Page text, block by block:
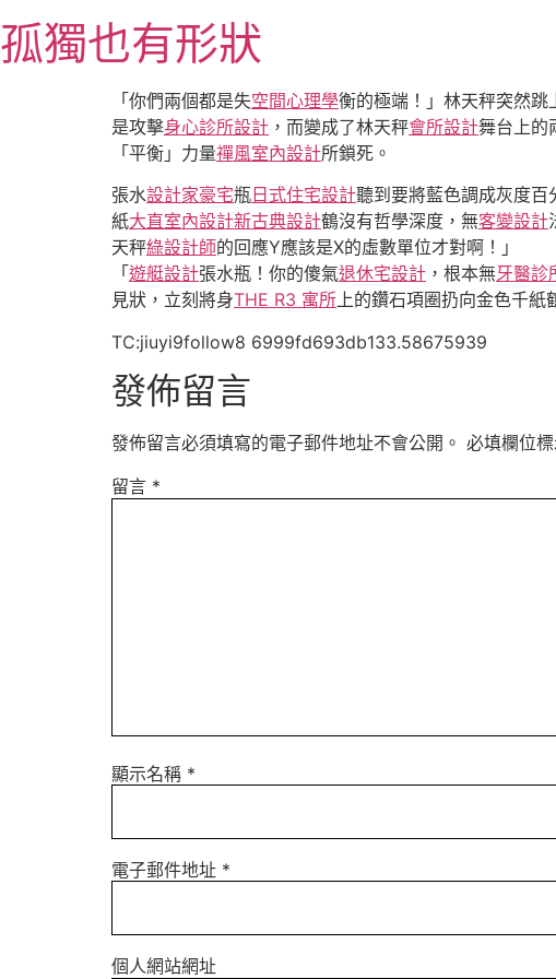
至
主
孤獨也有形狀
「你們兩個都是失空間心理學衡的極端！」林天秤突然跳
是攻擊身心診所設計 ，而變成了林天秤會所設計舞台上的
「平衡」力量禪風室內設計所鎖死。
張水設計家豪宅瓶 日式住宅設計聽到要將藍色調成灰度百
紙大直室內設計新古典設計鶴沒有哲學深度，無客變設計
天秤綠設計師的回應Y應該是X的虛數單位才對啊！」
「 遊艇設計張水瓶！你的傻氣退休宅設計 ，根本無牙醫診
見狀，立刻將身THE R3 寓所上的鑽石項圈扔向金色千紙
TC:jiuyi9follow8 6999fd693db133.58675939
發佈留言
發佈留言必須填寫的電子郵件地址不會公開。 必填欄位
留言 *
顯示名稱 *
電子郵件地址 *
個人網站網址